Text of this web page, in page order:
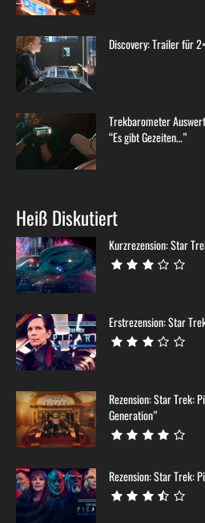
Discovery: Trailer für
Trekbarometer
“Es gibt Gezeiten…”
Heiß Diskutiert
Kurzrezension: Star
Erstrezension: Star
Rezension: Star Trek:
Generation”
Rezension: Star Trek: